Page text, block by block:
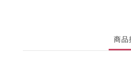
商品